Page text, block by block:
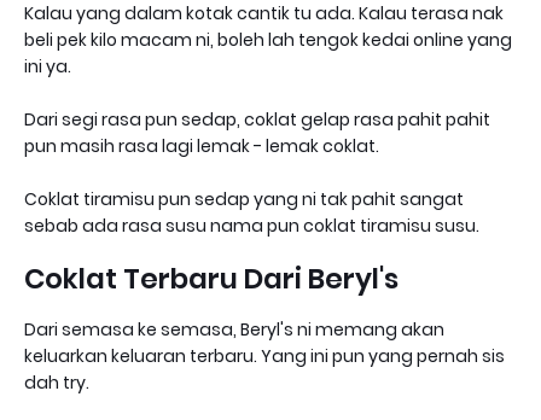
Kalau yang dalam kotak cantik tu ada. Kalau terasa nak
beli pek kilo macam ni, boleh lah tengok kedai online yang
ini ya.
Dari segi rasa pun sedap, coklat gelap rasa pahit pahit
pun masih rasa lagi lemak - lemak coklat.
Coklat tiramisu pun sedap yang ni tak pahit sangat
sebab ada rasa susu nama pun coklat tiramisu susu.
Coklat Terbaru Dari Beryl's
Dari semasa ke semasa, Beryl's ni memang akan
keluarkan keluaran terbaru. Yang ini pun yang pernah sis
dah try.